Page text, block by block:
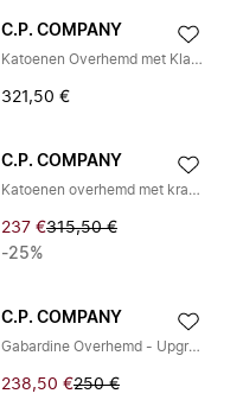
C.P. COMPANY
Katoenen Overhemd met Klassieke Kraag en Trekkoordzoom
321,50 €
C.P. COMPANY
Katoenen overhemd met kraag en zakken
237 €315,50 €
-25%
C.P. COMPANY
Gabardine Overhemd - Upgrade je Casual Garderobe
238,50 €250 €